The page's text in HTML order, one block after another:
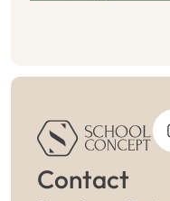
Contact